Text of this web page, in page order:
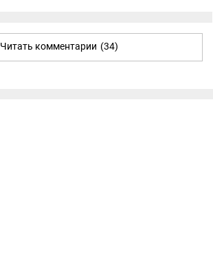
Читать комментарии (34)